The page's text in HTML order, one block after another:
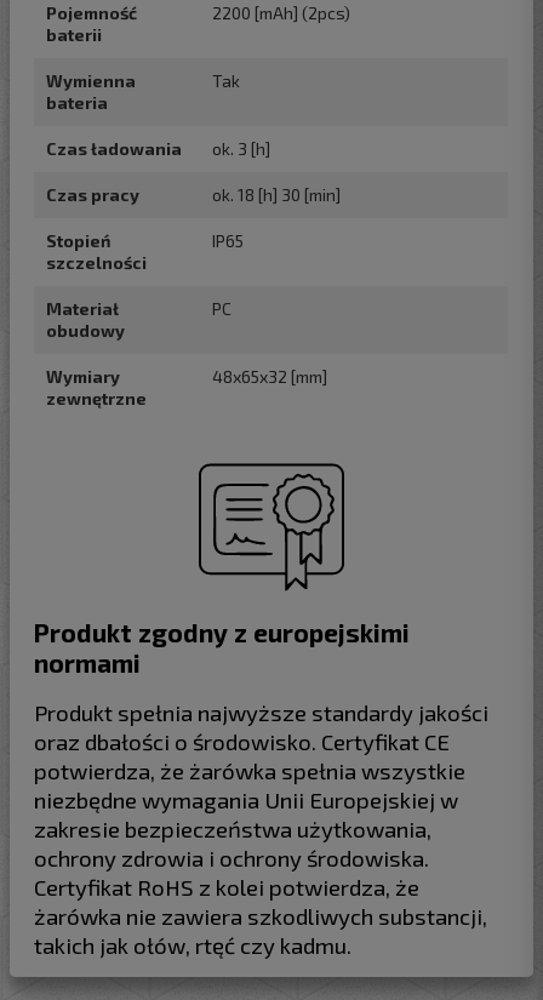
Pojemność
baterii
2200 [mAh] (2pcs)
Wymienna
bateria
Tak
Czas ładowania ok. 3 [h]
Czas pracy ok. 18 [h] 30 [min]
Stopień
szczelności
IP65
Materiał
obudowy
PC
Wymiary
zewnętrzne
48x65x32 [mm]
Produkt zgodny z europejskimi
normami
Produkt spełnia najwyższe standardy jakości
oraz dbałości o środowisko. Certyfikat CE
potwierdza, że żarówka spełnia wszystkie
niezbędne wymagania Unii Europejskiej w
zakresie bezpieczeństwa użytkowania,
ochrony zdrowia i ochrony środowiska.
Certyfikat RoHS z kolei potwierdza, że
żarówka nie zawiera szkodliwych substancji,
takich jak ołów, rtęć czy kadmu.